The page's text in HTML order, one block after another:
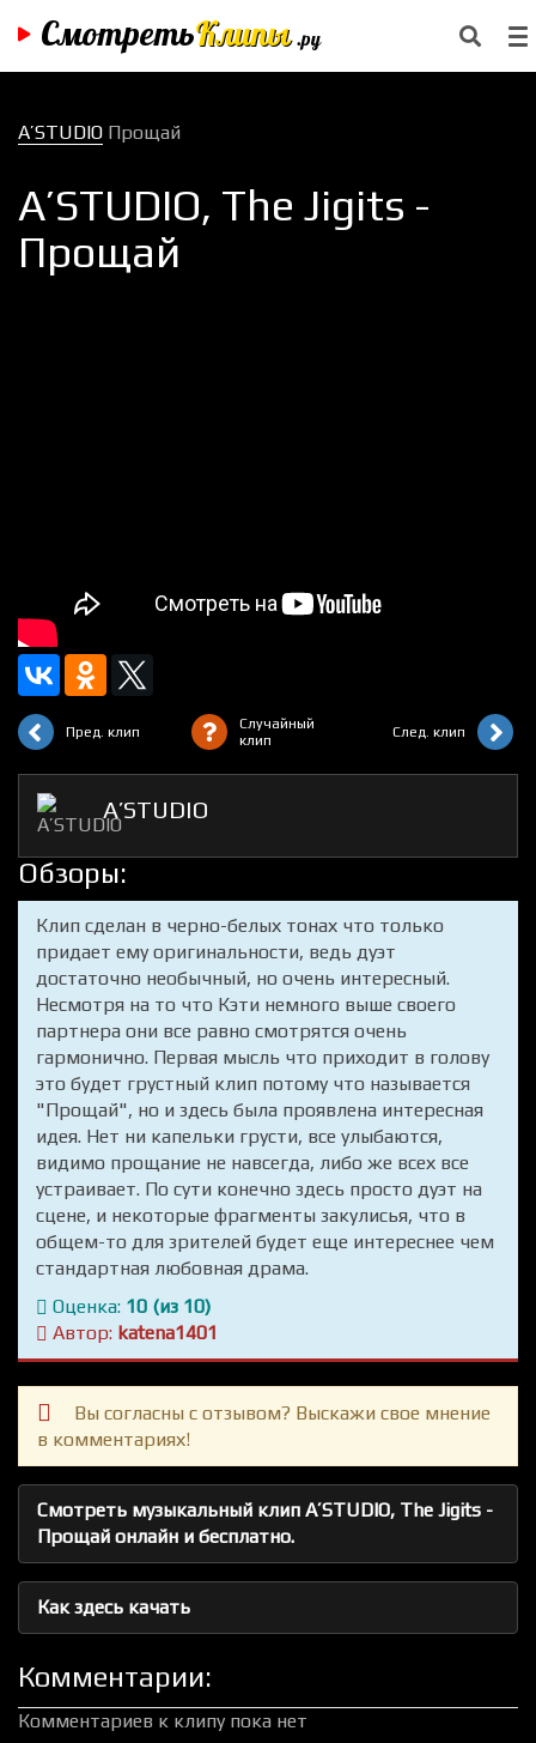
СмотретьКлипы .ру
A’STUDIO Прощай
A’STUDIO, The Jigits -
Прощай
Пред. клип
Случайный
клип
След. клип
A’STUDIO
Обзоры:
Клип сделан в черно-белых тонах что только
придает ему оригинальности, ведь дуэт
достаточно необычный, но очень интересный.
Несмотря на то что Кэти немного выше своего
партнера они все равно смотрятся очень
гармонично. Первая мысль что приходит в голову
это будет грустный клип потому что называется
"Прощай", но и здесь была проявлена интересная
идея. Нет ни капельки грусти, все улыбаются,
видимо прощание не навсегда, либо же всех все
устраивает. По сути конечно здесь просто дуэт на
сцене, и некоторые фрагменты закулисья, что в
общем-то для зрителей будет еще интереснее чем
стандартная любовная драма.
Оценка: 10 (из 10)
Автор: katena1401
Вы согласны с отзывом? Выскажи свое мнение
в комментариях!
Смотреть музыкальный клип A’STUDIO, The Jigits -
Прощай онлайн и бесплатно.
Как здесь качать
Комментарии:
Комментариев к клипу пока нет